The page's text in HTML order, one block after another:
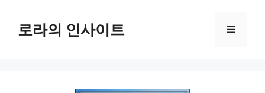
로라의 인사이트 메